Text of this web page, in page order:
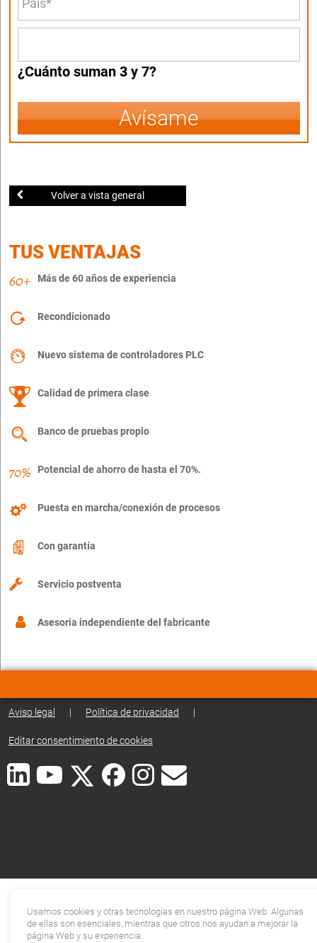
¿Cuánto suman 3 y 7?
Avísame
Volver a vista general
TUS VENTAJAS
Más de 60 años de experiencia
Recondicionado
Nuevo sistema de controladores PLC
Calidad de primera clase
Banco de pruebas propio
Potencial de ahorro de hasta el 70%.
Puesta en marcha/conexión de procesos
Con garantía
Servicio postventa
Asesoria independiente del fabricante
Aviso legal | Política de privacidad |
Editar consentimiento de cookies
Usamos cookies y otras tecnologías en nuestro página Web. Algunas
de ellas son esenciales, mientras que otros nos ayudan a mejorar la
página Web y su experiencia.